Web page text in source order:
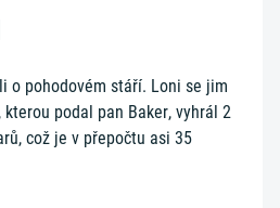
o pohodovém stáří. Loni se jim
podal pan Baker, vyhrál 2
což je v přepočtu asi 35